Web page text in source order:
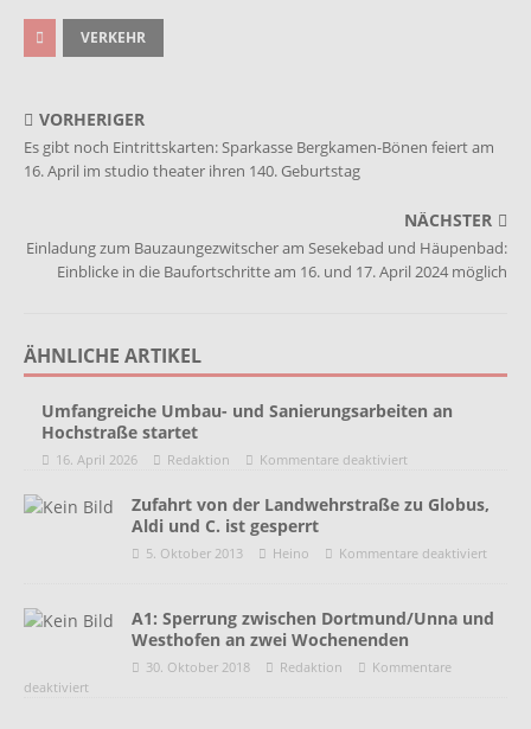
VERKEHR
VORHERIGER
Es gibt noch Eintrittskarten: Sparkasse Bergkamen-Bönen feiert am
16. April im studio theater ihren 140. Geburtstag
NÄCHSTER
Einladung zum Bauzaungezwitscher am Sesekebad und Häupenbad:
Einblicke in die Baufortschritte am 16. und 17. April 2024 möglich
ÄHNLICHE ARTIKEL
Umfangreiche Umbau- und Sanierungsarbeiten an
Hochstraße startet
16. April 2026 Redaktion Kommentare deaktiviert
Zufahrt von der Landwehrstraße zu Globus,
Aldi und C. ist gesperrt
5. Oktober 2013 Heino Kommentare deaktiviert
A1: Sperrung zwischen Dortmund/Unna und
Westhofen an zwei Wochenenden
30. Oktober 2018 Redaktion
Kommentare
deaktiviert